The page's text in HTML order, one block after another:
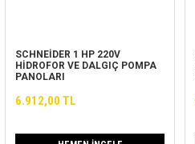
SCHNEİDER 1 HP 220V
HİDROFOR VE DALGIÇ POMPA
PANOLARI
6.912,00 TL